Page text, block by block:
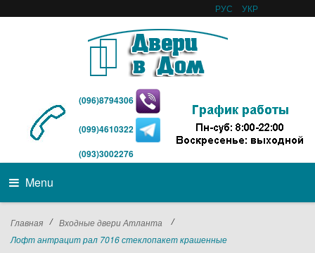
РУС УКР
(096)8794306
(099)4610322
(093)3002276
Menu
Главная / Входные двери Атланта
/
Лофт антрацит рал 7016 стеклопакет крашенные